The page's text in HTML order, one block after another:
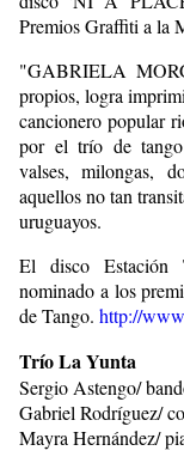
Premios Graffiti a la
"GABRIELA
propios, logra
cancionero popular
por el trío de
valses, milongas,
aquellos no tan
uruguayos.
El disco Estación
nominado a los
de Tango. http://
Trío La Yunta
Sergio Astengo/
Gabriel Rodríguez/
Mayra Hernández/